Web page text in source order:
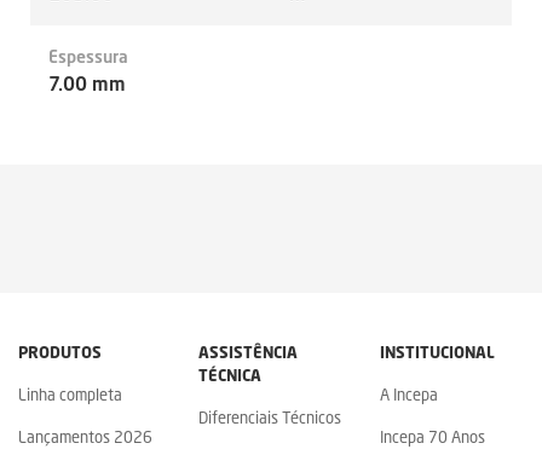
Espessura
7.00 mm
PRODUTOS
Linha completa
Lançamentos 2026
ASSISTÊNCIA
TÉCNICA
Diferenciais Técnicos
INSTITUCIONAL
A Incepa
Incepa 70 Anos